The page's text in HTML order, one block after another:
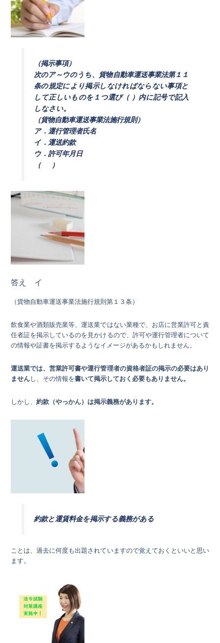
（掲示事項）
次のア～ウのうち、貨物自動車運送事業法第１１
条の規定により掲示しなければならない事項と
して正しいものを１つ選び（ ）内に記号で記入
しなさい。
（貨物自動車運送事業法施行規則）
ア．運行管理者氏名
イ．運送約款
ウ．許可年月日
（ ）
答え イ
（貨物自動車運送事業法施行規則第１３条）
飲食業や酒類販売業等、運送業ではない業種で、お店に営業許可と責
任者証を掲示しているのを見かけるので、許可や運行管理者について
の情報や証書を掲示するようなイメージがあるかもしれません。
運送業では、営業許可書や運行管理者の資格者証の掲示の必要はあり
ませんし、その情報を書いて掲示しておく必要もありません。
しかし、約款（やっかん）は掲示義務があります。
約款と運賃料金を掲示する義務がある
ことは、過去に何度も出題されていますので覚えておくといいと思い
ます。